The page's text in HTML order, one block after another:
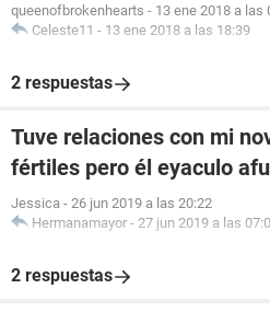
queenofbrokenhearts - 13 ene 2018 a las
Celeste11 - 13 ene 2018 a las 18:39
2 respuestas
Tuve relaciones con mi
fértiles pero él eyaculo
Jessica - 26 jun 2019 a las 20:22
Hermanamayor - 27 jun 2019 a las
2 respuestas